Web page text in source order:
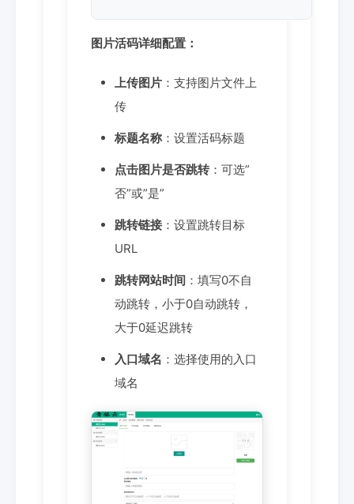
图片活码详细配置：
上传图片 ：支持图片文件上
传
标题名称 ：设置活码标题
点击图片是否跳转：可选”
否”或”是”
跳转链接 ：设置跳转目标
URL
跳转网站时间 ：填写0不自
动跳转，小于0自动跳转，
大于0延迟跳转
入口域名 ：选择使用的入口
域名